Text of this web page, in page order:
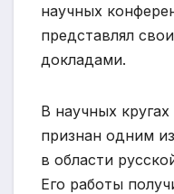
научных
представлял
докладами.
В научных
признан одним
в области
Его работы